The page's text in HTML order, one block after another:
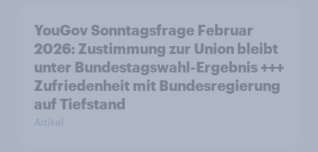
YouGov Sonntagsfrage Februar
2026: Zustimmung zur Union bleibt
unter Bundestagswahl-Ergebnis +++
Zufriedenheit mit Bundesregierung
auf Tiefstand
Artikel